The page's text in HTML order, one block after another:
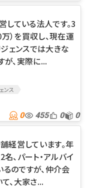
している法人です。3
）を買収し、現在運
ェンスでは大きな
、実際に...
ンス
0 455 0 0
経営しています。年
、パート・アルバイ
るのですが、仲介会
、大家さ...